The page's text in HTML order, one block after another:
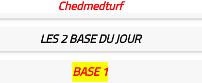
Chedmedturf
LES 2 BASE DU JOUR
BASE 1